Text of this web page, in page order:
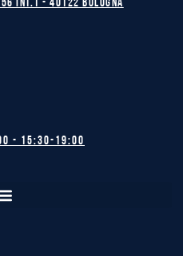
int.1 - 40122 BOLOGNA
- 15:30-19:00